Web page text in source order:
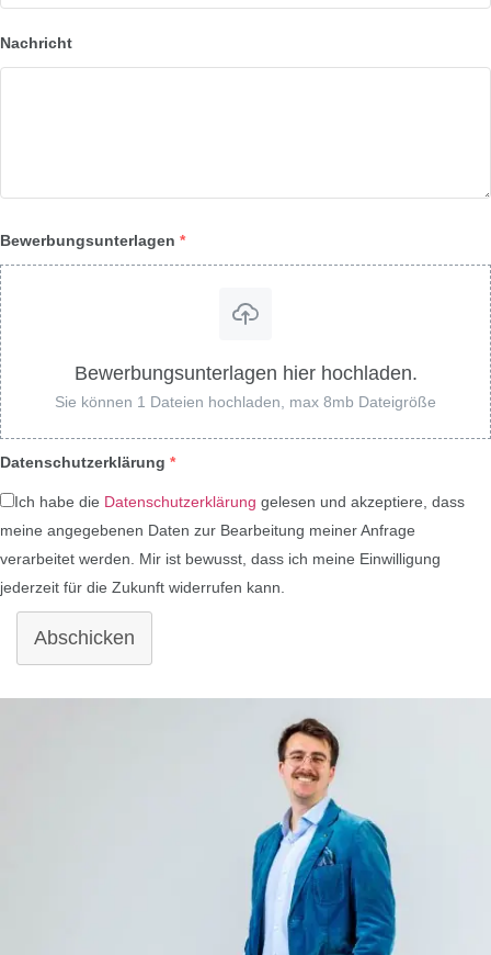
Nachricht
Bewerbungsunterlagen *
Bewerbungsunterlagen hier hochladen.
Sie können 1 Dateien hochladen, max 8mb Dateigröße
Datenschutzerklärung *
Ich habe die Datenschutzerklärung gelesen und akzeptiere, dass
meine angegebenen Daten zur Bearbeitung meiner Anfrage
verarbeitet werden. Mir ist bewusst, dass ich meine Einwilligung
jederzeit für die Zukunft widerrufen kann.
Abschicken